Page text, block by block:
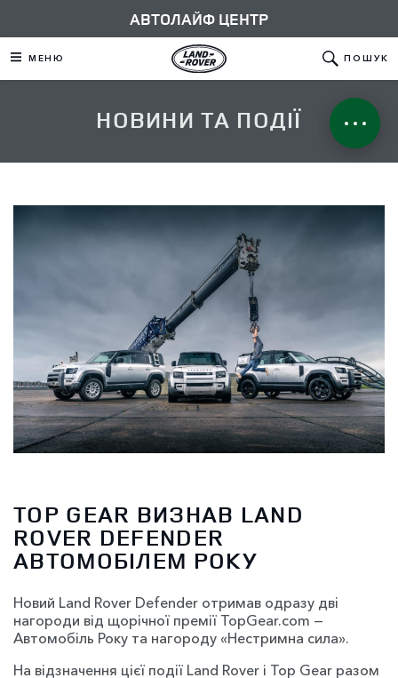
АВТОЛАЙФ ЦЕНТР
МЕНЮ ПОШУК
НОВИНИ ТА ПОДІЇ
TOP GEAR ВИЗНАВ LAND
ROVER DEFENDER
АВТОМОБІЛЕМ РОКУ
Новий Land Rover Defender отримав одразу дві
нагороди від щорічної премії TopGear.com —
Автомобіль Року та нагороду «Нестримна сила».
На відзначення цієї події Land Rover і Top Gear разом